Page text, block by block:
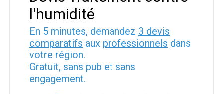
l'humidité
En 5 minutes, demandez 3 devis
comparatifs aux professionnels dans
votre région.
Gratuit, sans pub et sans
engagement.